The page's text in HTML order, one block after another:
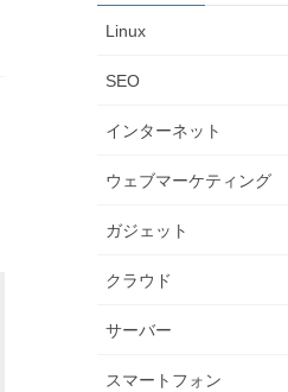
Linux
SEO
インターネット
ウェブマーケティング
ガジェット
クラウド
サーバー
スマートフォン